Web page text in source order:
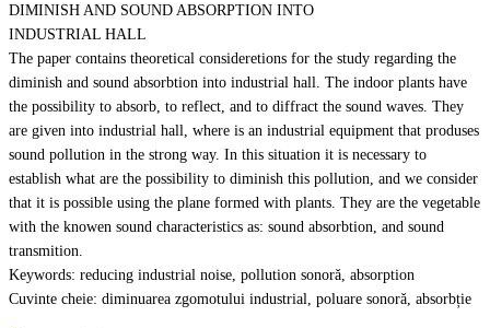
DIMINISH AND SOUND ABSORPTION INTO
INDUSTRIAL HALL
The paper contains theoretical consideretions for the study regarding the
diminish and sound absorbtion into industrial hall. The indoor plants have
the possibility to absorb, to reflect, and to diffract the sound waves. They
are given into industrial hall, where is an industrial equipment that produses
sound pollution in the strong way. In this situation it is necessary to
establish what are the possibility to diminish this pollution, and we consider
that it is possible using the plane formed with plants. They are the vegetable
with the knowen sound characteristics as: sound absorbtion, and sound
transmition.
Keywords: reducing industrial noise, pollution sonorǎ, absorption
Cuvinte cheie: diminuarea zgomotului industrial, poluare sonorǎ, absorbție